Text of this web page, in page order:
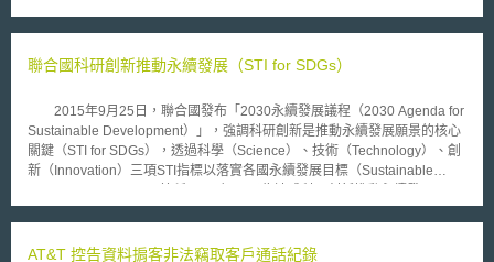
訟發展，仍有待後續觀察。
之判斷，考量eBay本身為網路拍賣平台提供者，並非實際將商品上架之
院認定eBay並未侵害TIFFANY的商標權。 這個判決結果對於類似eBay
院作出與第一審法院不同之見解。 在此案件中，第一審法院認為該廣
告頁面文字並不會使消費者產生誤認之虞，但第二上訴巡迴法院則持相反見
解，認為除非eBay在網頁上註明警告字句，提醒消費者賣家所售商品可能
是仿冒品，eBay才有可能免除責任，否則，eBay應該對其平台上出現可能
導致消費者混淆誤認的文字負責。由於TIFFANY在判決後宣稱要上訴，因此
訴巡迴法院亦在判決中強調，eBay已善盡相當的努力來打擊仿冒品。每年
應特別關注反侵權方面的議題。eBay隨後發表聲明，認為此判決結果對於
聯合國科研創新推動永續發展（STI for SDGs）
2015年9月25日，聯合國發布「2030永續發展議程（2030 Agenda for
Sustainable Development）」，強調科研創新是推動永續發展願景的核心
關鍵（STI for SDGs），透過科學（Science）、技術（Technology）、創
新（Innovation）三項STI指標以落實各國永續發展目標（Sustainable
標，必須建立技術促進機制（Technology Facilitation Mechanism,
他利益相關方間的經驗分享與合作，由三部分組成包括：聯合國跨機構任務
AT&T 控告資料掮客非法竊取客戶通話紀錄